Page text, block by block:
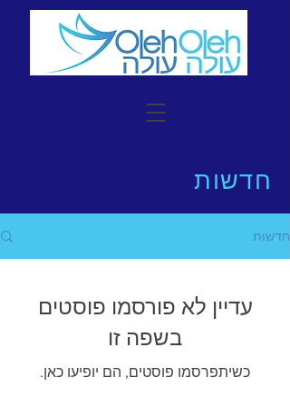
חדשות
עדיין לא פורסמו פוסטים
בשפה זו
כשיתפרסמו פוסטים, הם יופיעו כאן.
חדשות